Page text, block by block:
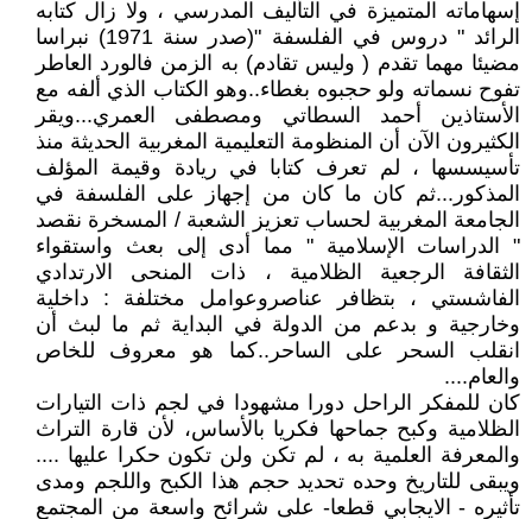
إسهاماته المتميزة في التأليف المدرسي ، ولا زال كتابه
الرائد " دروس في الفلسفة "(صدر سنة 1971) نبراسا
مضيئا مهما تقدم ( وليس تقادم) به الزمن فالورد العاطر
تفوح نسماته ولو حجبوه بغطاء..وهو الكتاب الذي ألفه مع
الأستاذين أحمد السطاتي ومصطفى العمري...ويقر
الكثيرون الآن أن المنظومة التعليمية المغربية الحديثة منذ
تأسيسسها ، لم تعرف كتابا في ريادة وقيمة المؤلف
المذكور...ثم كان ما كان من إجهاز على الفلسفة في
الجامعة المغربية لحساب تعزيز الشعبة / المسخرة نقصد
" الدراسات الإسلامية " مما أدى إلى بعث واستقواء
الثقافة الرجعية الظلامية ، ذات المنحى الارتدادي
الفاشستي ، بتظافر عناصروعوامل مختلفة : داخلية
وخارجية و بدعم من الدولة في البداية ثم ما لبث أن
انقلب السحر على الساحر..كما هو معروف للخاص
والعام....
كان للمفكر الراحل دورا مشهودا في لجم ذات التيارات
الظلامية وكبح جماحها فكريا بالأساس، لأن قارة التراث
والمعرفة العلمية به ، لم تكن ولن تكون حكرا عليها ....
ويبقى للتاريخ وحده تحديد حجم هذا الكبح واللجم ومدى
تأثيره - الايجابي قطعا- على شرائح واسعة من المجتمع